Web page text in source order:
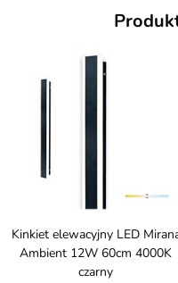
Kinkiet elewacyjny LED Mirana
Ambient 12W 60cm 4000K
czarny